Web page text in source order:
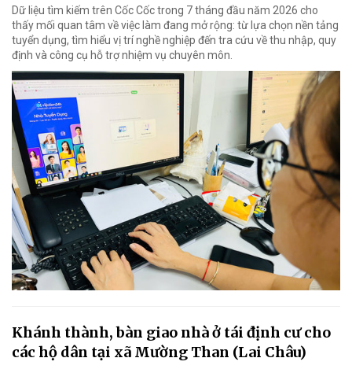
Dữ liệu tìm kiếm trên Cốc Cốc trong 7 tháng đầu năm 2026 cho
thấy mối quan tâm về việc làm đang mở rộng: từ lựa chọn nền tảng
tuyển dụng, tìm hiểu vị trí nghề nghiệp đến tra cứu về thu nhập, quy
định và công cụ hỗ trợ nhiệm vụ chuyên môn.
Khánh thành, bàn giao nhà ở tái định cư cho
các hộ dân tại xã Mường Than (Lai Châu)